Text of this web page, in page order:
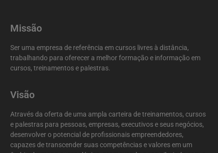
Missão
Ser uma empresa de referência em cursos livres à distância,
trabalhando para oferecer a melhor formação e informação em
cursos, treinamentos e palestras.
Visão
Através da oferta de uma ampla carteira de treinamentos, cursos
e palestras para pessoas, empresas, executivos e seus negócios,
desenvolver o potencial de profissionais empreendedores,
capazes de transcender suas competências e valores em um